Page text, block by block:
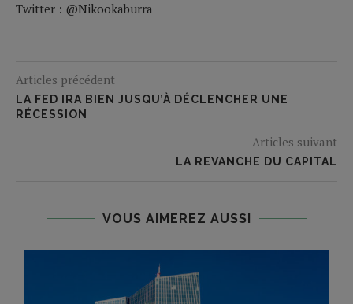
Twitter : @Nikookaburra
Articles précédent
LA FED IRA BIEN JUSQU’À DÉCLENCHER UNE
RÉCESSION
Articles suivant
LA REVANCHE DU CAPITAL
VOUS AIMEREZ AUSSI